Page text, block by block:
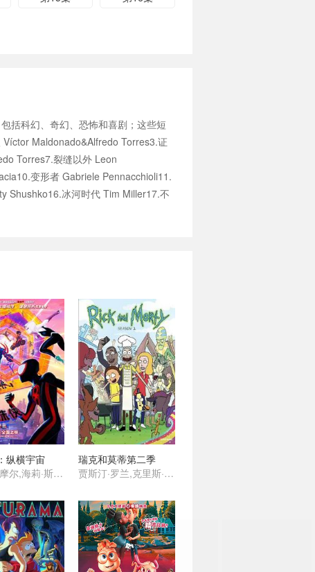
括科幻、奇幻、恐怖和喜剧；这些短
Maldonado&Alfredo Torres3.证
Torres7.裂缝以外 Leon
变形者 Gabriele Pennacchioli11.
Shushko16.冰河时代 Tim Miller17.不
纵横宇宙
沙梅克·摩尔,海莉·斯坦菲尔德,奥斯卡·伊萨克,杰克·约翰逊,伊萨·雷,詹森·舒瓦兹曼,马赫沙拉·阿里,布莱恩·泰里·亨利,劳伦·维勒斯,丹尼尔·卡卢亚,卡兰·索尼,安迪·萨姆伯格,乔玛·塔科内,唐纳德·格洛弗,谢伊·惠格姆,阿曼德拉·斯坦伯格 ,瑞秋·德拉彻,佩吉·陆,安德鲁·加菲尔德,佐伊·克罗维兹,约翰·木兰尼,贵美子·格伦,克里斯·派恩
瑞克和莫蒂第二季
贾斯汀·罗兰,克里斯·帕内尔,斯宾瑟·格拉默